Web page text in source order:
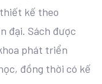
kế theo
đại. Sách được
phát triển
đồng thời có kế